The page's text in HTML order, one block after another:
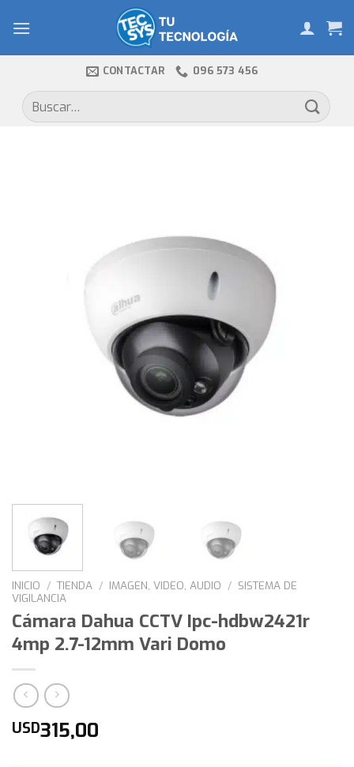
CONTACTAR 096 573 456
Buscar
por:
INICIO / TIENDA / IMAGEN, VIDEO, AUDIO / SISTEMA DE
VIGILANCIA
Cámara Dahua CCTV Ipc-hdbw2421r
4mp 2.7-12mm Vari Domo
USD315,00